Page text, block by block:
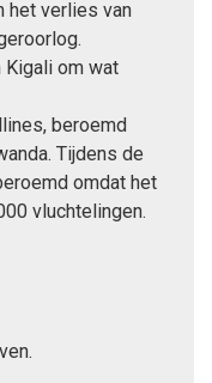
het verlies van
Kigali om wat
beroemd
Tijdens de
omdat het
vluchtelingen.